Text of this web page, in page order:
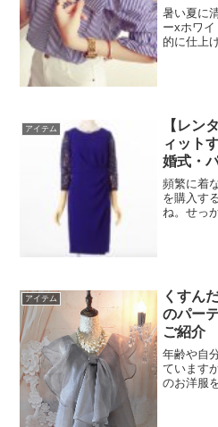
暑い夏に
ーxホワ
的に仕上
アイテム
【レン
ィット
婚式・
頻繁に着
を購入す
ね。せっ
アイテム
くすん
のパー
ご紹介
年齢や自
ています
のお洋服